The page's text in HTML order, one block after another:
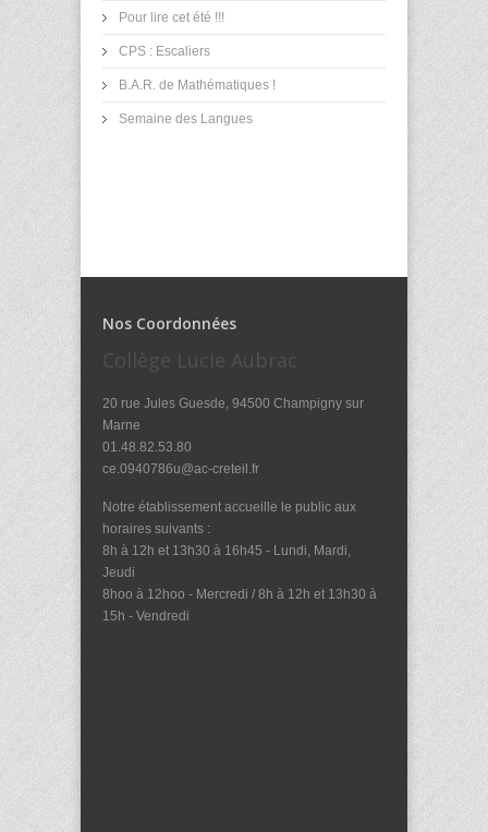
Pour lire cet été !!!
CPS : Escaliers
B.A.R. de Mathématiques !
Semaine des Langues
Nos Coordonnées
Collège Lucie Aubrac
20 rue Jules Guesde, 94500 Champigny sur
Marne
01.48.82.53.80
ce.0940786u@ac-creteil.fr
Notre établissement accueille le public aux
horaires suivants :
8h à 12h et 13h30 à 16h45 - Lundi, Mardi,
Jeudi
8hoo à 12hoo - Mercredi / 8h à 12h et 13h30 à
15h - Vendredi